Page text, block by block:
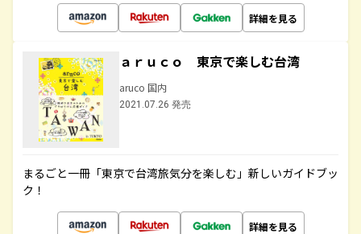
詳細を見る
ａｒｕｃｏ 東京で楽しむ台湾
aruco 国内
2021.07.26 発売
まるごと一冊「東京で台湾旅気分を楽しむ」新しいガイドブッ
ク！
詳細を見る